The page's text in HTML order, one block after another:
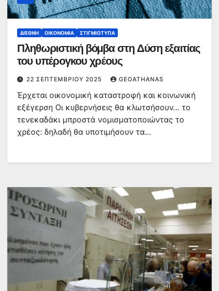
ΔΙΕΘΝΉ ΟΙΚΟΝΟΜΊΑ ΣΤΙΓΜΙΌΤΥΠΑ
Πληθωριστική βόμβα στη Δύση εξαιτίας
του υπέρογκου χρέους
22 ΣΕΠΤΕΜΒΡΊΟΥ 2025 GEOATHANAS
Έρχεται οικονομική καταστροφή και κοινωνική
εξέγερση Οι κυβερνήσεις θα κλωτσήσουν… το
τενεκαδάκι μπροστά νομισματοποιώντας το
χρέος: δηλαδή θα υποτιμήσουν τα…